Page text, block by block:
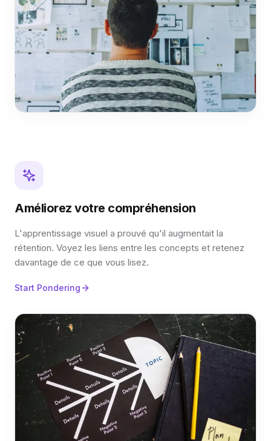
Améliorez votre compréhension
L'apprentissage visuel a prouvé qu'il augmentait la
rétention. Voyez les liens entre les concepts et retenez
davantage de ce que vous lisez.
Start Pondering